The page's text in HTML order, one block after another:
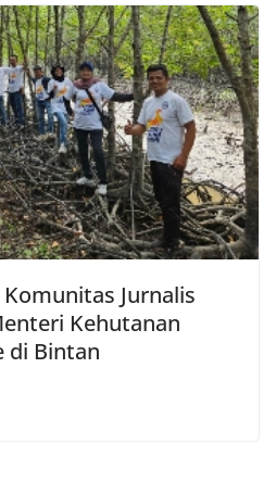
Komunitas Jurnalis
Kehutanan
di Bintan